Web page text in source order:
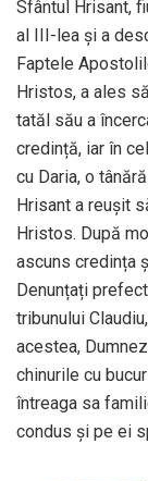
Sfântul Hrisant,
al III-lea și a
Faptele
Hristos, a ales
tatăl său a
credință, iar în
cu Daria, o
Hrisant a reușit
Hristos. După
ascuns credința
Denunțați
tribunului
acestea,
chinurile cu
întreaga sa
condus și pe ei